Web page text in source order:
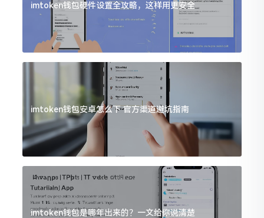
imtoken钱包硬件设置全攻略，这样用更安全
imtoken钱包安卓怎么下 官方渠道避坑指南
imtoken钱包是哪年出来的？一文给你说清楚